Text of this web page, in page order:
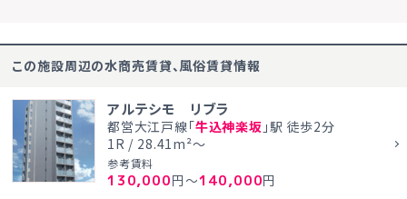
この施設周辺の水商売賃貸、風俗賃貸情報
アルテシモ リブラ
都営大江戸線「牛込神楽坂 」駅 徒歩2分
1R / 28.41m²～
参考賃料
130,000円～140,000円